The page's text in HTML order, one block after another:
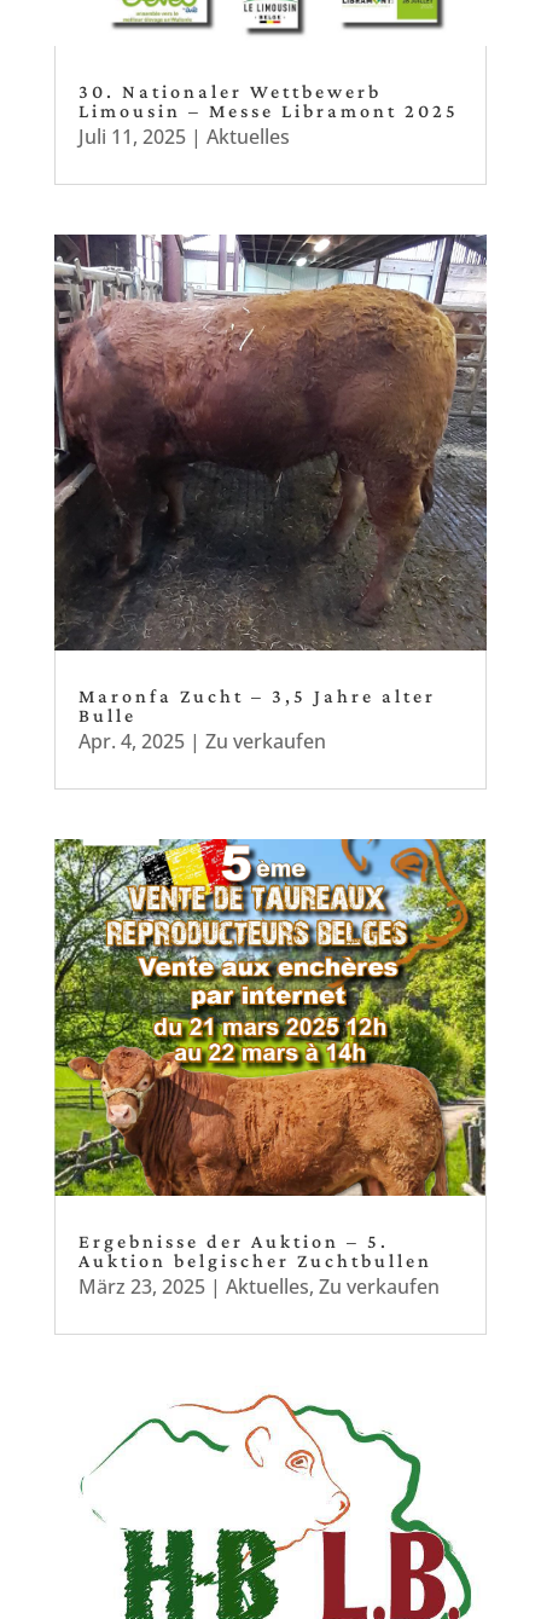
30. Nationaler Wettbewerb
Limousin – Messe Libramont 2025
Juli 11, 2025| Aktuelles
Maronfa Zucht – 3,5 Jahre alter
Bulle
Apr. 4, 2025| Zu verkaufen
Ergebnisse der Auktion – 5.
Auktion belgischer Zuchtbullen
März 23, 2025| Aktuelles, Zu verkaufen